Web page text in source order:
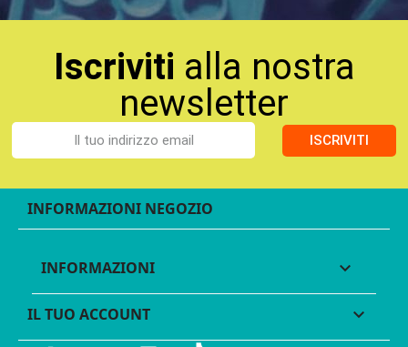
Iscriviti alla nostra
newsletter
ISCRIVITI
INFORMAZIONI NEGOZIO
INFORMAZIONI 
IL TUO ACCOUNT 